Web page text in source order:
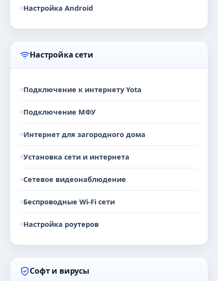
Настройка Android
Настройка сети
Подключение к интернету Yota
Подключение МФУ
Интернет для загородного дома
Установка сети и интернета
Сетевое видеонаблюдение
Беспроводные Wi-Fi сети
Настройка роутеров
Софт и вирусы